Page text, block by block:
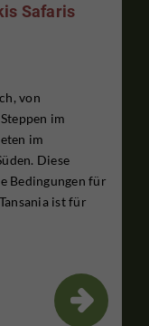
Safaris
von
im
im
Diese
Bedingungen für
ist für
